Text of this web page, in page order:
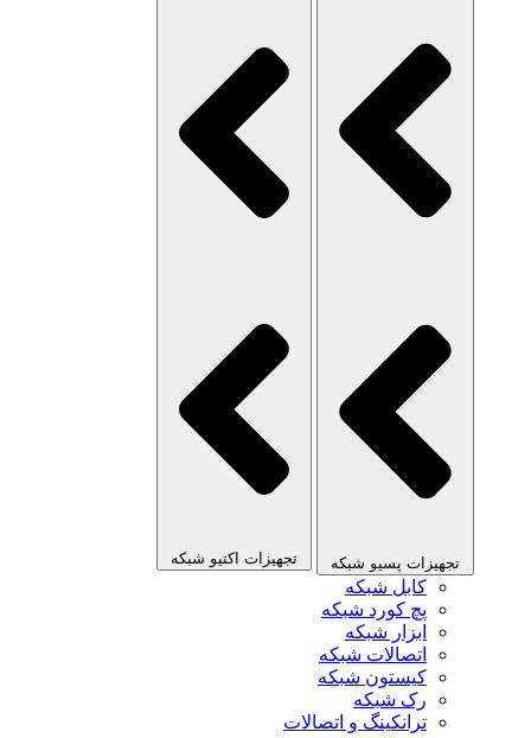
تجهیزات پسیو شبکه تجهیزات اکتیو شبکه
کابل شبکه
پچ کورد شبکه
ابزار شبکه
اتصالات شبکه
کیستون شبکه
رک شبکه
ترانکینگ و اتصالات